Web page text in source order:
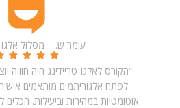
עומר ש. – מסלול אלגו-
“הקורס לאלגו-טריידינג היה חוויה
לפתח אלגוריתמים מותאמים
אוטומטיות במהירות וביעילות. הכלים